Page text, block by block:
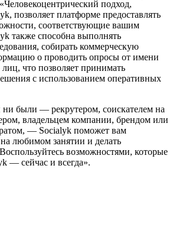
подход,
позволяет платформе предоставлять
соответствующие вашим
также способна выполнять
собирать коммерческую
о проводить опросы от имени
что позволяет принимать
с использованием оперативных
были — рекрутером, соискателем на
владельцем компании, брендом или
— Socialyk поможет вам
любимом занятии и делать
возможностями, которые
— сейчас и всегда».